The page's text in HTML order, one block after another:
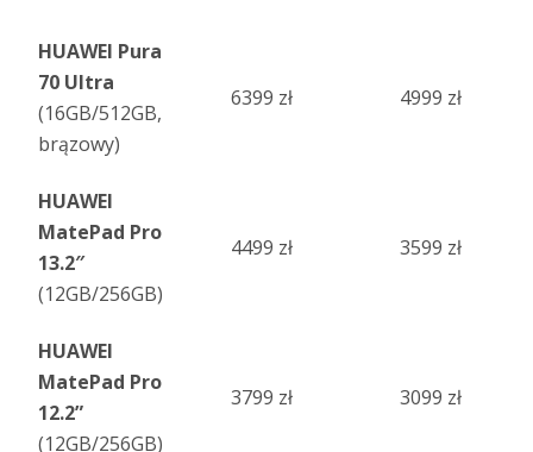
HUAWEI Pura
70 Ultra
(16GB/512GB,
brązowy)
6399 zł 4999 zł
HUAWEI
MatePad Pro
13.2″
(12GB/256GB)
4499 zł 3599 zł
HUAWEI
MatePad Pro
12.2”
(12GB/256GB)
3799 zł 3099 zł